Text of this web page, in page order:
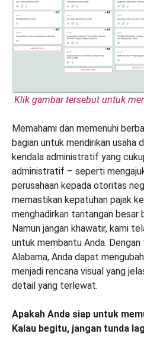
Klik gambar tersebut untuk
Memahami dan memenuhi
bagian untuk mendirikan usaha
kendala administratif yang
administratif – seperti
perusahaan kepada otoritas
memastikan kepatuhan pajak
menghadirkan tantangan besar
Namun jangan khawatir, kami
untuk membantu Anda.
Alabama, Anda dapat
menjadi rencana visual yang
detail yang terlewat.
Apakah Anda siap untuk
Kalau begitu, jangan tunda